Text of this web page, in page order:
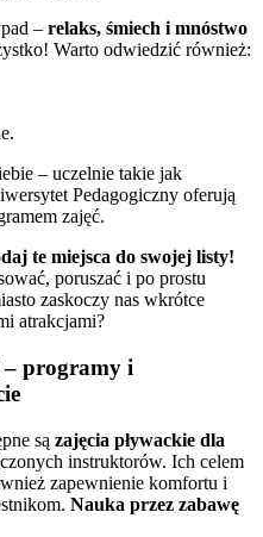
– relaks, śmiech i mnóstwo
Warto odwiedzić również:
– uczelnie takie jak
Pedagogiczny oferują
zajęć.
te miejsca do swojej listy!
poruszać i po prostu
zaskoczy nas wkrótce
atrakcjami?
– programy i
są zajęcia pływackie dla
instruktorów. Ich celem
zapewnienie komfortu i
Nauka przez zabawę